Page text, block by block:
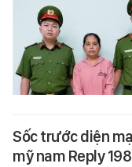
Sốc trước diện
mỹ nam Reply